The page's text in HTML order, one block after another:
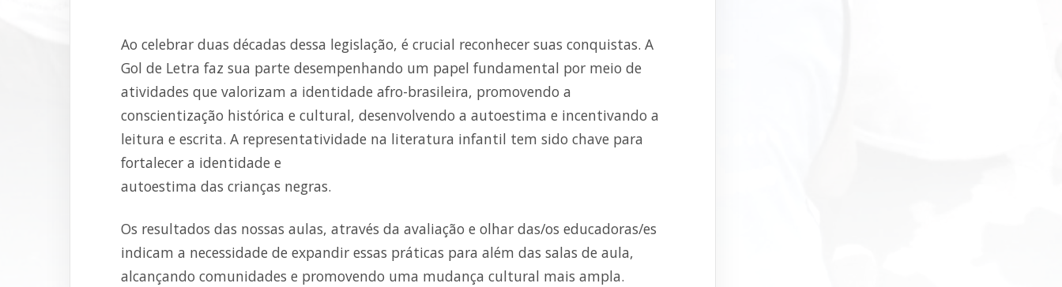
Ao celebrar duas décadas dessa legislação, é crucial reconhecer suas conquistas. A
Gol de Letra faz sua parte desempenhando um papel fundamental por meio de
atividades que valorizam a identidade afro-brasileira, promovendo a
conscientização histórica e cultural, desenvolvendo a autoestima e incentivando a
leitura e escrita. A representatividade na literatura infantil tem sido chave para
fortalecer a identidade e
autoestima das crianças negras.
Os resultados das nossas aulas, através da avaliação e olhar das/os educadoras/es
indicam a necessidade de expandir essas práticas para além das salas de aula,
alcançando comunidades e promovendo uma mudança cultural mais ampla.